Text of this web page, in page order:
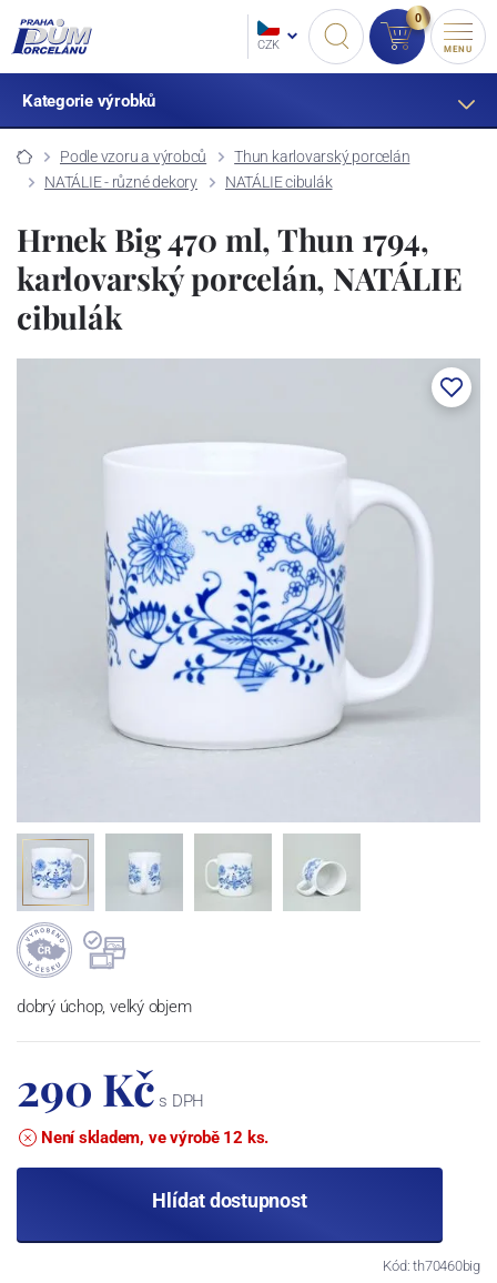
CZK
0
MENU
Kategorie výrobků
Podle vzoru a výrobců
Thun karlovarský porcelán
NATÁLIE - různé dekory
NATÁLIE cibulák
Hrnek Big 470 ml, Thun 1794,
karlovarský porcelán, NATÁLIE
cibulák
dobrý úchop, velký objem
290 Kč s DPH
Není skladem, ve výrobě 12 ks.
Hlídat dostupnost
Kód: th70460big